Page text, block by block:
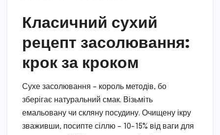
Класичний сухий
рецепт засолювання:
крок за кроком
Сухе засолювання – король методів, бо
зберігає натуральний смак. Візьміть
емальовану чи скляну посудину. Очищену ікру
зваживши, посипте сіллю – 10-15% від ваги для